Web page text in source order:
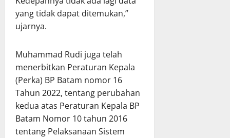
yang tidak dapat ditemukan,”
ujarnya.
Muhammad Rudi juga telah
menerbitkan Peraturan Kepala
(Perka) BP Batam nomor 16
Tahun 2022, tentang perubahan
kedua atas Peraturan Kepala BP
Batam Nomor 10 tahun 2016
tentang Pelaksanaan Sistem